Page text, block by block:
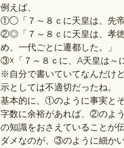
例えば、
①◯「７～８ｃに天皇は、先帝
②◎「７～８ｃに天皇は、孝
め、一代ごとに遷都した。」
③☓「７～８ｃに、A天皇は～
※自分で書いていてなんだけ
示としては不適切だったね。
基本的に、①のように事実と
字数に余裕があれば、②のよ
の知識をおさえていることが
ダメなのが、③のように細か